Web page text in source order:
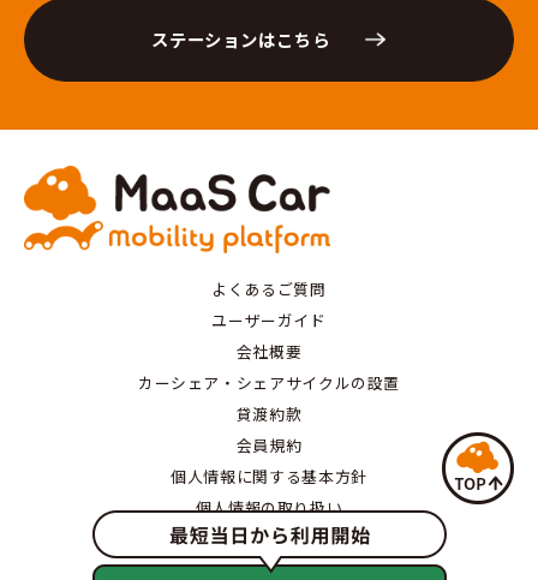
ステーションはこちら
よくあるご質問
ユーザーガイド
会社概要
カーシェア・シェアサイクルの設置
貸渡約款
会員規約
個人情報に関する基本方針
個人情報の取り扱い
特定商取引にもとづく表記